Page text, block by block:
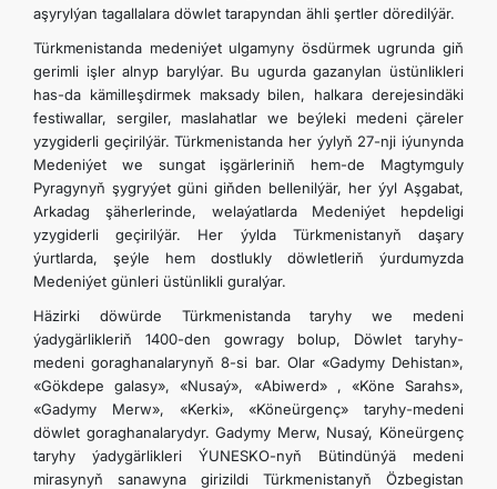
aşyrylýan tagallalara döwlet tarapyndan ähli şertler döredilýär.
Türkmenistanda medeniýet ulgamyny ösdürmek ugrunda giň
gerimli işler alnyp barylýar. Bu ugurda gazanylan üstünlikleri
has-da kämilleşdirmek maksady bilen, halkara derejesindäki
festiwallar, sergiler, maslahatlar we beýleki medeni çäreler
yzygiderli geçirilýär. Türkmenistanda her ýylyň 27-nji iýunynda
Medeniýet we sungat işgärleriniň hem-de Magtymguly
Pyragynyň şygryýet güni giňden bellenilýär, her ýyl Aşgabat,
Arkadag şäherlerinde, welaýatlarda Medeniýet hepdeligi
yzygiderli geçirilýär. Her ýylda Türkmenistanyň daşary
ýurtlarda, şeýle hem dostlukly döwletleriň ýurdumyzda
Medeniýet günleri üstünlikli guralýar.
Häzirki döwürde Türkmenistanda taryhy we medeni
ýadygärlikleriň 1400-den gowragy bolup, Döwlet taryhy-
medeni goraghanalarynyň 8-si bar. Olar «Gadymy Dehistan»,
«Gökdepe galasy», «Nusaý», «Abiwerd» , «Köne Sarahs»,
«Gadymy Merw», «Kerki», «Köneürgenç» taryhy-medeni
döwlet goraghanalarydyr. Gadymy Merw, Nusaý, Köneürgenç
taryhy ýadygärlikleri ÝUNESKO-nyň Bütindünýä medeni
mirasynyň sanawyna girizildi Türkmenistanyň Özbegistan